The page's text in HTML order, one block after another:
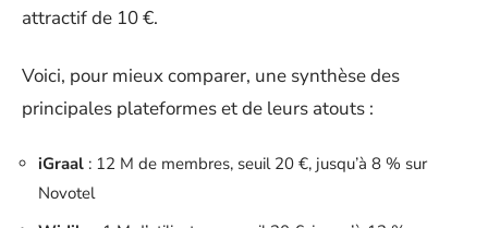
attractif de 10 €.
Voici, pour mieux comparer, une synthèse des
principales plateformes et de leurs atouts :
iGraal : 12 M de membres, seuil 20 €, jusqu’à 8 % sur
Novotel